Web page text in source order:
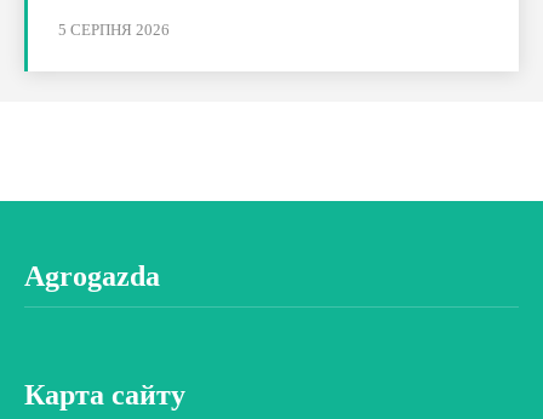
5 СЕРПНЯ 2026
Agrogazda
Карта сайту